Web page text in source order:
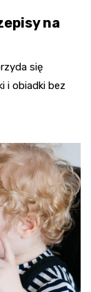
na
się
i obiadki bez